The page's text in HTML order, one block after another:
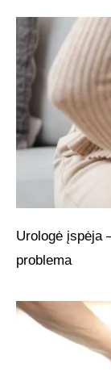
Urologė įspėja
problema